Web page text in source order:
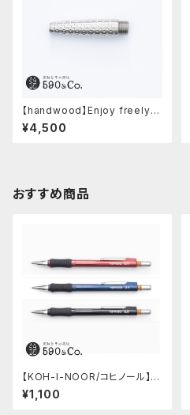
【handwood】Enjoy freely
前軸・ディンプル(ステンレス)
¥4,500
おすすめ商品
【KOH-I-NOOR/コヒノール】M
ephisto profi 5035シャープ
ペンシル(0.5mm)
¥1,100